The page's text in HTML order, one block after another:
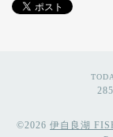
285
©2026 伊自良湖